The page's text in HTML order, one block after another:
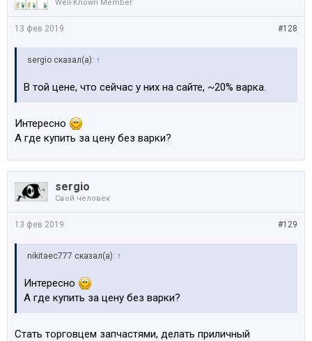
Well-Known Member
#128
13 фев 2019
sergio сказал(а): ↑
В той цене, что сейчас у них на сайте, ~20% варка.
Интересно
А где купить за цену без варки?
sergio
Свой человек
#129
13 фев 2019
nikitaec777 сказал(а): ↑
Интересно
А где купить за цену без варки?
Стать торговцем запчастями, делать приличный